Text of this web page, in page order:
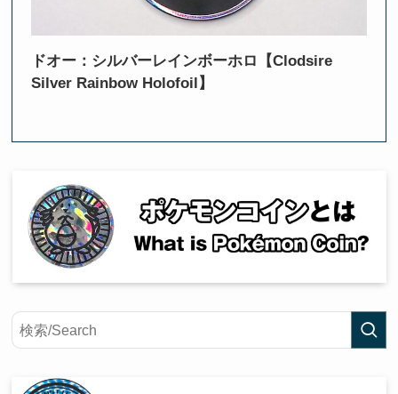
ドオー：シルバーレインボーホロ【Clodsire
Silver Rainbow Holofoil】